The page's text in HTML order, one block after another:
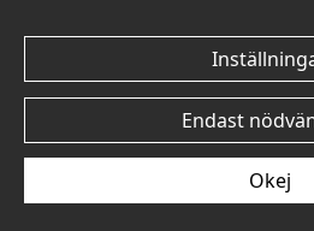
© 2026
Endast
Okej